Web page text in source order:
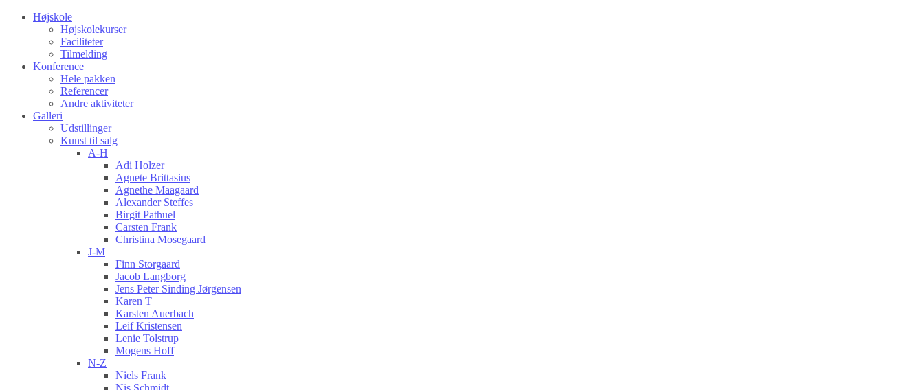
Højskole
Højskolekurser
Faciliteter
Tilmelding
Konference
Hele pakken
Referencer
Andre aktiviteter
Galleri
Udstillinger
Kunst til salg
A-H
Adi Holzer
Agnete Brittasius
Agnethe Maagaard
Alexander Steffes
Birgit Pathuel
Carsten Frank
Christina Mosegaard
J-M
Finn Storgaard
Jacob Langborg
Jens Peter Sinding Jørgensen
Karen T
Karsten Auerbach
Leif Kristensen
Lenie Tolstrup
Mogens Hoff
N-Z
Niels Frank
Nis Schmidt